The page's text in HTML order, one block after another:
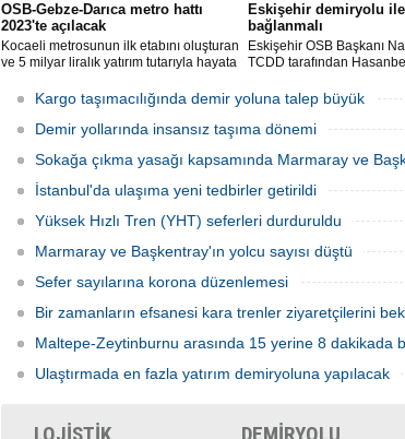
OSB-Gebze-Darıca metro hattı
2023'te açılacak
Kocaeli metrosunun ilk etabını oluşturan
ve 5 milyar liralık yatırım tutarıyla hayata
Metro Hattı inşaatında tünel açma
çalışmaları devam ediyor.
Eskişehir demiryolu
bağlanmalı
Eskişehir OSB Başkanı
TCDD tarafından
kilometrelik demiryolu
konusunda artık adım
beklediklerini belirtti.
Kargo taşımacılığında demir yoluna talep büyük
Demir yollarında insansız taşıma dönemi
Sokağa çıkma yasağı kapsamında Marmaray ve
İstanbul'da ulaşıma yeni tedbirler getirildi
Yüksek Hızlı Tren (YHT) seferleri durduruldu
Marmaray ve Başkentray'ın yolcu sayısı düştü
Sefer sayılarına korona düzenlemesi
Bir zamanların efsanesi kara trenler ziyaretçilerini
Maltepe-Zeytinburnu arasında 15 yerine 8 dakikada
Ulaştırmada en fazla yatırım demiryoluna yapılacak